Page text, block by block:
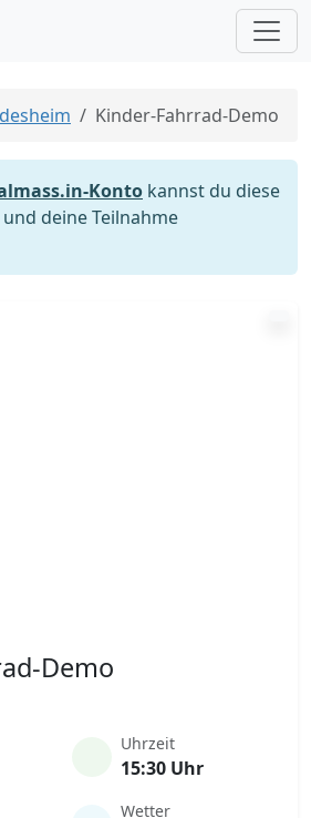
Kinder-Fahrrad-Demo
Konto kannst du diese
deine Teilnahme
Demo
Uhrzeit
15:30 Uhr
Wetter